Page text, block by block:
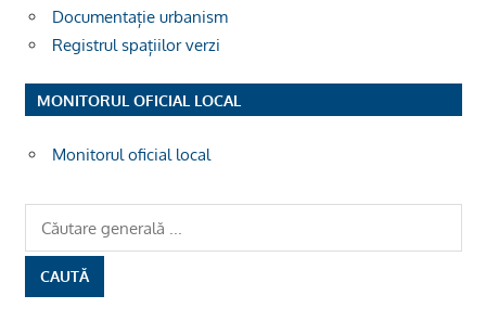
Documentație urbanism
Registrul spațiilor verzi
MONITORUL OFICIAL LOCAL
Monitorul oficial local